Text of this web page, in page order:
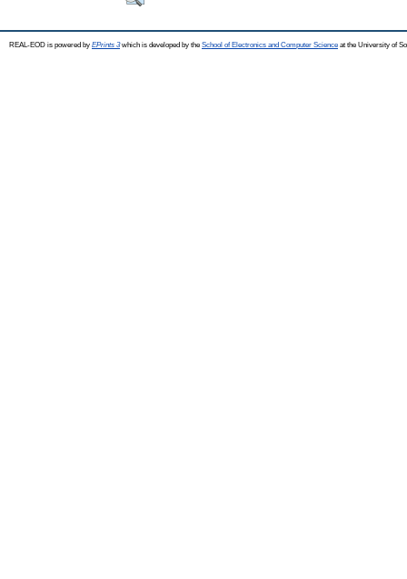
REAL-EOD is powered by EPrints 3which is developed by the School of Electronics and Computer Science at the University of